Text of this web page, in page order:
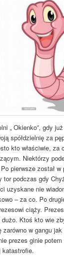
„ Okienko”, gdy
spółdzielnię za
kto właściwie, za
Niektórzy
pierwsze został
tor podczas gdy
uzyskane nie
– za co. Po
ciąży.
Ktoś kto wie
zarówno w gangu
prezes ginie
katastrofie.